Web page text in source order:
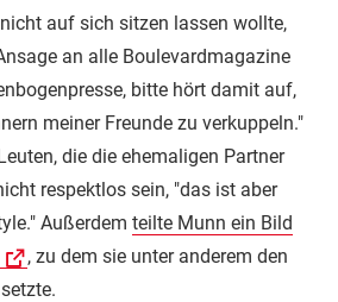
auf sich sitzen lassen wollte,
an alle Boulevardmagazine
bitte hört damit auf,
meiner Freunde zu verkuppeln."
die die ehemaligen Partner
respektlos sein, "das ist aber
Außerdem teilte Munn ein Bild
, zu dem sie unter anderem den